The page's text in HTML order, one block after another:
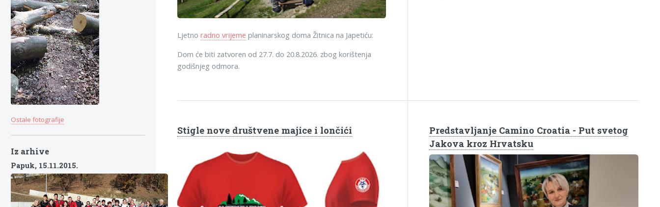
Ljetno radno vrijeme planinarskog doma Žitnica na Japetiću:
Dom će biti zatvoren od 27.7. do 20.8.2026. zbog korištenja
godišnjeg odmora.
Stigle nove društvene majice i lončići
Predstavljanje Camino Croatia - Put svetog
Jakova kroz Hrvatsku
Ostale fotografije
Iz arhive
Papuk, 15.11.2015.